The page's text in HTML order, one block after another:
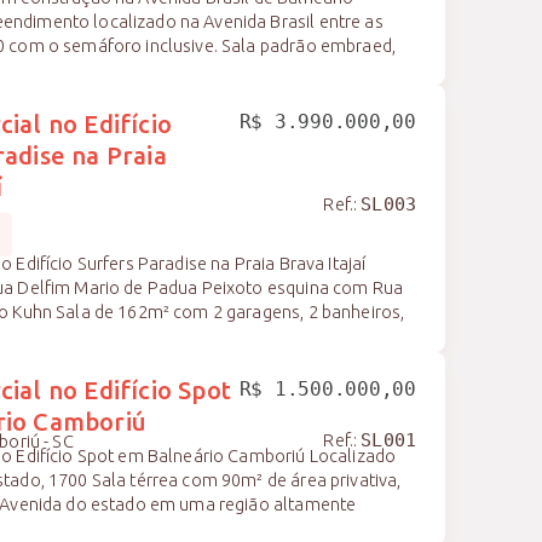
localizado na Avenida Brasil entre as
com o semáforo inclusive. Sala padrão embraed,
1º pavimento e 24,70 no mezanino Sala 3 com
privativa sendo 58,84m² no 1º pavimento e 24,86m²
7 com 85,13m² de área privativa sendo 60,90m² no
no mezanino R$ 5.600.000 Forma de
entrada e saldo em 60x
no Edifício
na Praia
R$ 3.990.000,00
Ref.: SL003
Edifício Surfers Paradise na Praia Brava Itajaí
Delfim Mario de Padua Peixoto esquina com Rua
Kuhn Sala de 162m² com 2 garagens, 2 banheiros,
no Edifício Spot
Camboriú
R$ 1.500.000,00
- SC Ref.: SL001
Edifício Spot em Balneário Camboriú Localizado
1700 Sala térrea com 90m² de área privativa,
do estado em uma região altamente